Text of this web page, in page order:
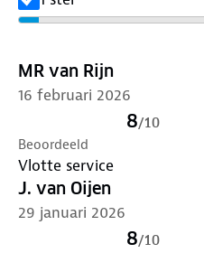
MR van Rijn
16 februari 2026
8/10
Beoordeeld
Vlotte service
J. van Oijen
29 januari 2026
8/10